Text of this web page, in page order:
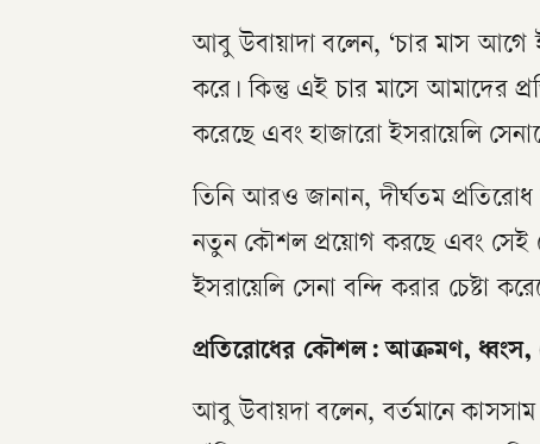
আবু উবায়াদা বলেন, ‘চার মাস আগে
করে। কিন্তু এই চার মাসে আমাদের
করেছে এবং হাজারো ইসরায়েলি
তিনি আরও জানান, দীর্ঘতম প্রতিরোধ
নতুন কৌশল প্রয়োগ করছে এবং সেই
ইসরায়েলি সেনা বন্দি করার চেষ্টা
প্রতিরোধের কৌশল: আক্রমণ, ধ্বংস,
আবু উবায়দা বলেন, বর্তমানে